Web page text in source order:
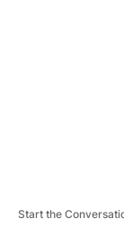
Start the